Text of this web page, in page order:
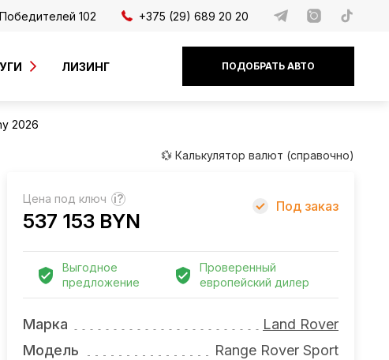
102 +375 (29) 689 20 20
ЛИЗИНГ ПОДОБРАТЬ АВТО
2026
💱 Калькулятор валют (справочно)
Цена под ключ ?
537 153 BYN
Под заказ
Выгодное
предложение
Проверенный
европейский дилер
Марка
Land Rover
Модель
Range Rover Sport